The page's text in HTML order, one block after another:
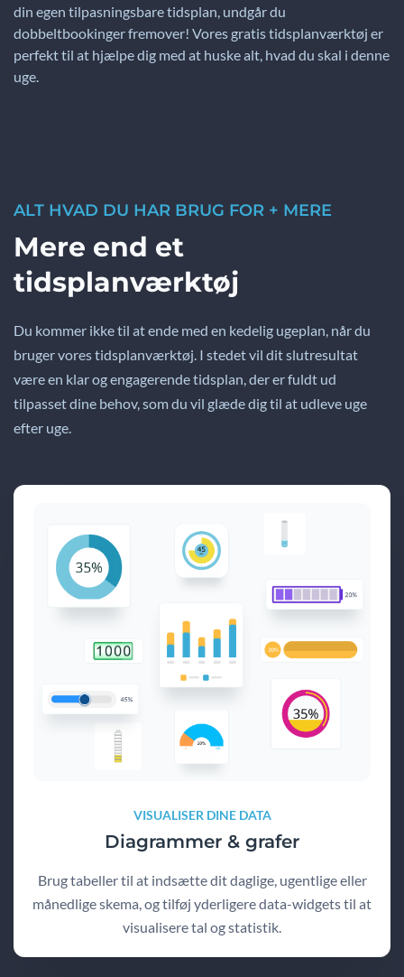
din egen tilpasningsbare tidsplan, undgår du
dobbeltbookinger fremover! Vores gratis tidsplanværktøj er
perfekt til at hjælpe dig med at huske alt, hvad du skal i denne
uge.
ALT HVAD DU HAR BRUG FOR + MERE
Mere end et
tidsplanværktøj
Du kommer ikke til at ende med en kedelig ugeplan, når du
bruger vores tidsplanværktøj. I stedet vil dit slutresultat
være en klar og engagerende tidsplan, der er fuldt ud
tilpasset dine behov, som du vil glæde dig til at udleve uge
efter uge.
VISUALISER DINE DATA
Diagrammer & grafer
Brug tabeller til at indsætte dit daglige, ugentlige eller
månedlige skema, og tilføj yderligere data-widgets til at
visualisere tal og statistik.